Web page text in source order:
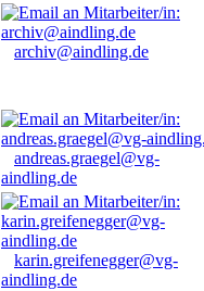
archiv@aindling.de
andreas.graegel@vg-
aindling.de
karin.greifenegger@vg-
aindling.de